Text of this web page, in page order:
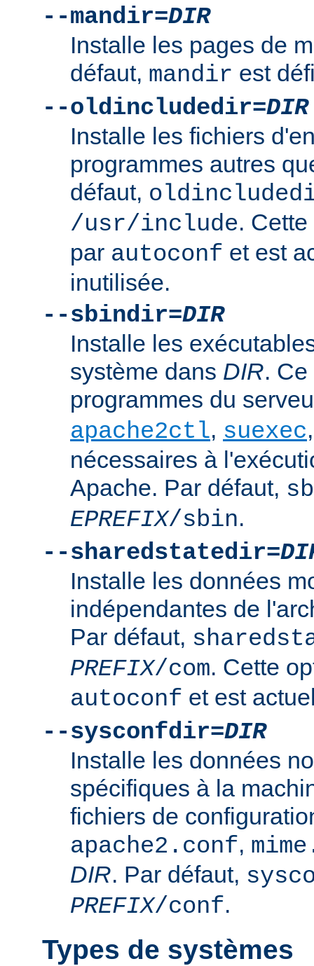
--mandir=DIR
Installe les pages de
défaut, mandir est
--oldincludedir=DIR
Installe les fichiers
programmes autres
défaut,
/usr/include.
par autoconf et est
inutilisée.
--sbindir=DIR
Installe les
système dans DIR.
programmes du
apache2ctl, suexec
nécessaires à
Apache. Par défaut,
EPREFIX/sbin.
--sharedstatedir=
Installe les données
indépendantes de
Par défaut,
PREFIX/com. Cette
autoconf et est
--sysconfdir=DIR
Installe les données
spécifiques à la
fichiers de
apache2.conf,
DIR. Par défaut,
PREFIX/conf.
Types de systèmes